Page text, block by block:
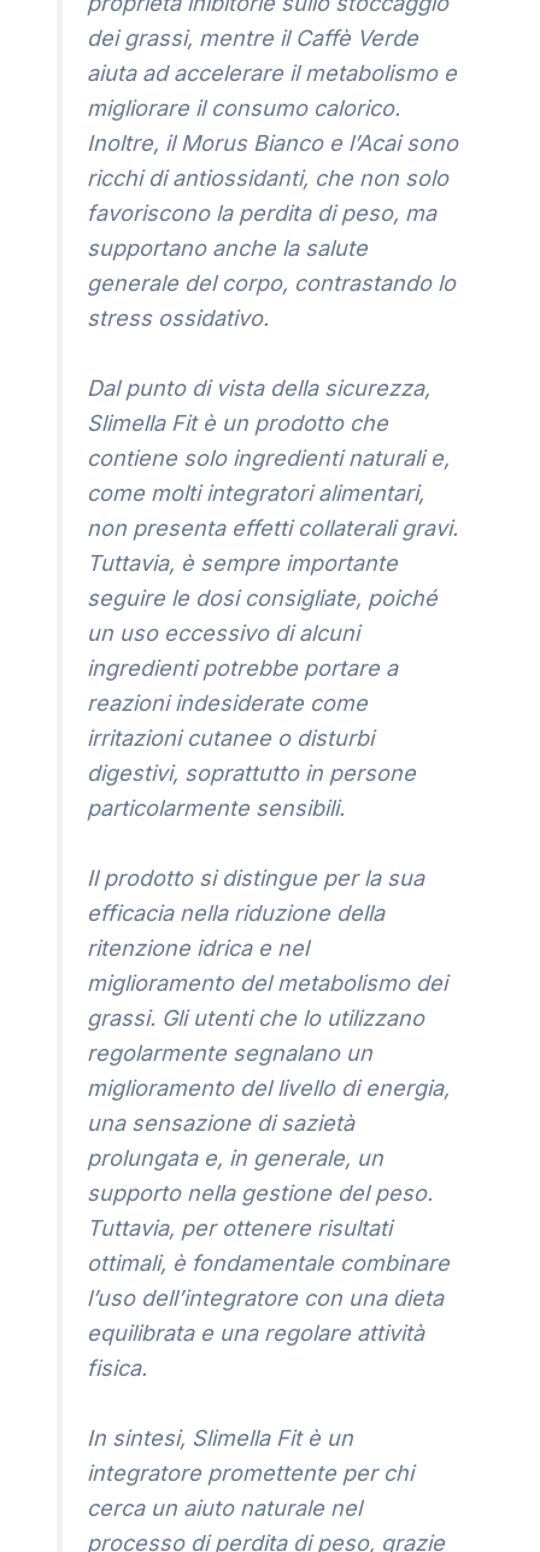
dei grassi, mentre il Caffè Verde
aiuta ad accelerare il metabolismo e
migliorare il consumo calorico.
Inoltre, il Morus Bianco e l’Acai sono
ricchi di antiossidanti, che non solo
favoriscono la perdita di peso, ma
supportano anche la salute
generale del corpo, contrastando lo
stress ossidativo.
Dal punto di vista della sicurezza,
Slimella Fit è un prodotto che
contiene solo ingredienti naturali e,
come molti integratori alimentari,
non presenta effetti collaterali gravi.
Tuttavia, è sempre importante
seguire le dosi consigliate, poiché
un uso eccessivo di alcuni
ingredienti potrebbe portare a
reazioni indesiderate come
irritazioni cutanee o disturbi
digestivi, soprattutto in persone
particolarmente sensibili.
Il prodotto si distingue per la sua
efficacia nella riduzione della
ritenzione idrica e nel
miglioramento del metabolismo dei
grassi. Gli utenti che lo utilizzano
regolarmente segnalano un
miglioramento del livello di energia,
una sensazione di sazietà
prolungata e, in generale, un
supporto nella gestione del peso.
Tuttavia, per ottenere risultati
ottimali, è fondamentale combinare
l’uso dell’integratore con una dieta
equilibrata e una regolare attività
fisica.
In sintesi, Slimella Fit è un
integratore promettente per chi
cerca un aiuto naturale nel
processo di perdita di peso, grazie